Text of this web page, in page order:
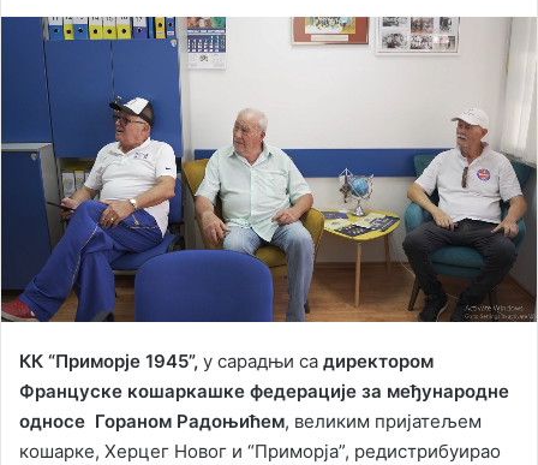
n
a
n
e
m
a
i
l
КК “Приморје 1945”, у сарадњи са директором
Француске кошаркашке федерације за међународне
односе Гораном Радоњићем, великим пријатељем
кошарке, Херцег Новог и “Приморја”, редистрибуирао